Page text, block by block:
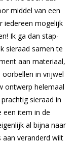
middel van een
iedereen mogelijk
Ik ga dan stap-
sieraad samen te
aan materiaal,
oorbellen in vrijwel
ontwerp helemaal
sieraad in
item in de
al bijna naar
veranderd wilt